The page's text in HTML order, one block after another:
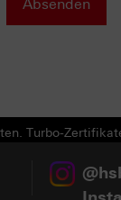
Turbo-